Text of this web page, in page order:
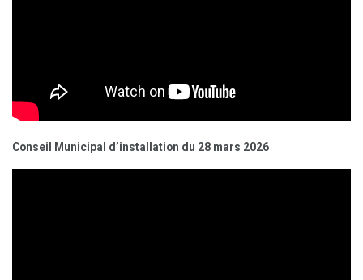
Conseil Municipal d’installation du 28 mars 2026